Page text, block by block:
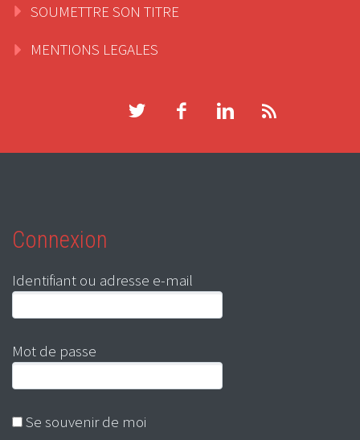
SOUMETTRE SON TITRE
MENTIONS LEGALES
Connexion
Identifiant ou adresse e-mail
Mot de passe
Se souvenir de moi